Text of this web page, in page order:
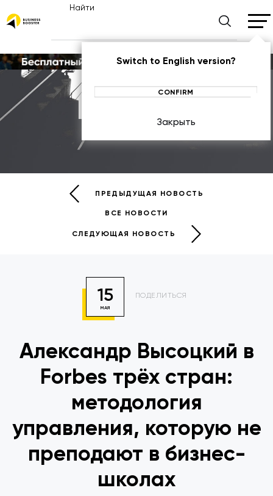
Найти
Switch to English version?
CONFIRM
Закрыть
Новости
ПРЕДЫДУЩАЯ НОВОСТЬ
ВСЕ НОВОСТИ
СЛЕДУЮЩАЯ НОВОСТЬ
15
МАЯ
ПОДЕЛИТЬСЯ
Александр Высоцкий в
Forbes трёх стран:
методология
управления, которую не
преподают в бизнес-
школах